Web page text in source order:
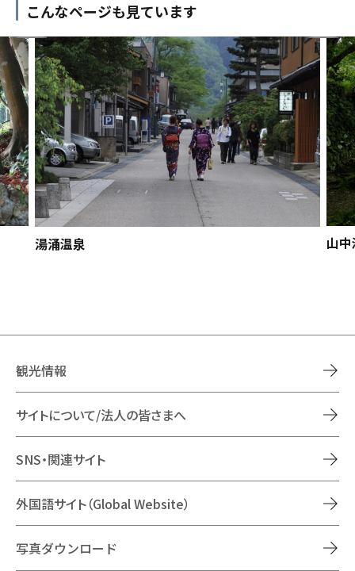
こんなページも見ています
湯涌温泉 山
観光情報
サイトについて/法人の皆さまへ
SNS・関連サイト
外国語サイト（Global Website）
写真ダウンロード